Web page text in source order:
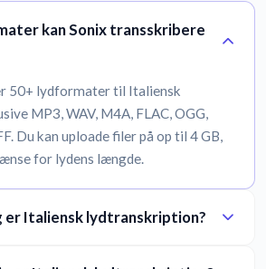
kan Sonix transskribere
50+ lydformater til Italiensk
MP3, WAV, M4A, FLAC, OGG,
Du kan uploade filer på op til 4 GB,
for lydens længde.
er Italiensk lydtranskription?